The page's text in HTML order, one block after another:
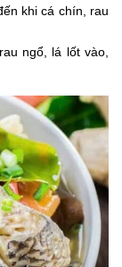
khi cá chín, rau
ngổ, lá lốt vào,